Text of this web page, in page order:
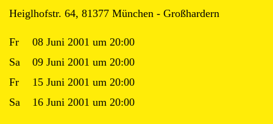
Heiglhofstr. 64, 81377 München - Großhardern
Fr
08 Juni 2001 um 20:00
Sa
09 Juni 2001 um 20:00
Fr
15 Juni 2001 um 20:00
Sa
16 Juni 2001 um 20:00